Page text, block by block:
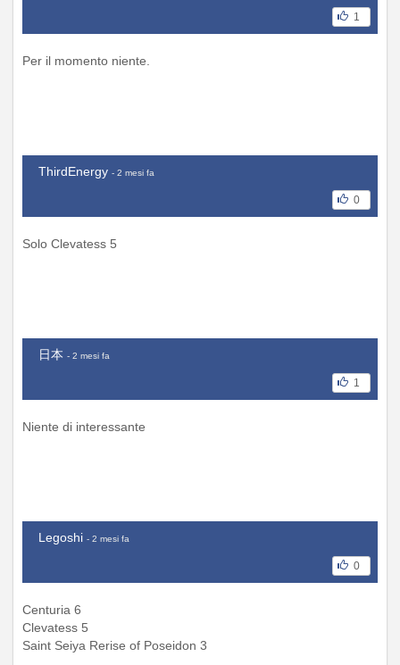
1
Per il momento niente.
ThirdEnergy - 2 mesi fa
0
Solo Clevatess 5
日本 - 2 mesi fa
1
Niente di interessante
Legoshi - 2 mesi fa
0
Centuria 6
Clevatess 5
Saint Seiya Rerise of Poseidon 3